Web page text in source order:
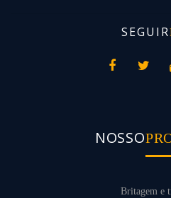
SEGUIR
NOSSO
Britagem e